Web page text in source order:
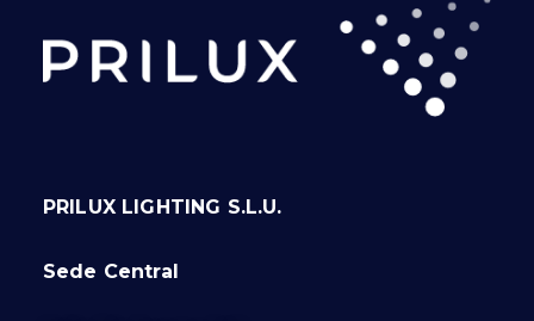
PRILUX LIGHTING S.L.U.
Sede Central